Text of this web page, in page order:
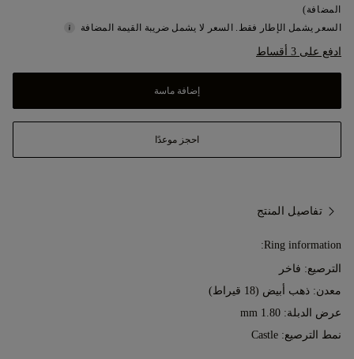
المضافة)
السعر يشمل الإطار فقط. السعر لا يشمل ضريبة القيمة المضافة
ادفع على 3 أقساط
إضافة ماسة
احجز موعدًا
تفاصيل المنتج
Ring information:
الترصيع: فاخر
معدن: ذهب أبيض (18 قيراط)
عرض الدبلة: 1.80 mm
نمط الترصيع: Castle